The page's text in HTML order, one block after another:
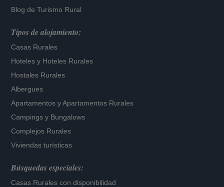
Blog de Turismo Rural
Tipos de alojamiento:
Casas Rurales
Hoteles y Hoteles Rurales
Hostales Rurales
Albergues
Apartamentos yApartamentos Rurales
Campings y Bungalows
Complejos Rurales
Viviendas turísticas
Búsquedas especiales:
Casas Rurales con disponibilidad